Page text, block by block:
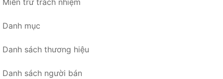
Miễn trừ trách nhiệm
Danh mục
Danh sách thương hiệu
Danh sách người bán